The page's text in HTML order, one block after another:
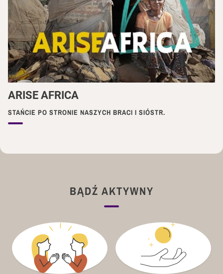
ARISE AFRICA
STAŃCIE PO STRONIE NASZYCH BRACI I SIÓSTR.
BĄDŹ AKTYWNY